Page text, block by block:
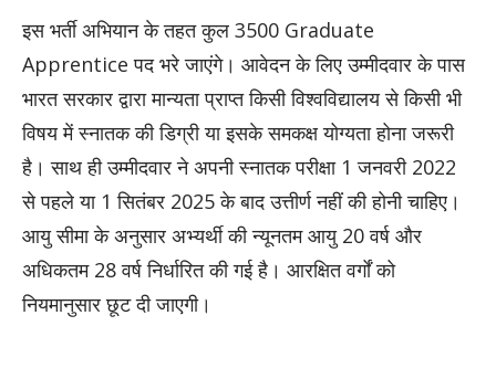
इस भर्ती अभियान के तहत कुल 3500 Graduate
Apprentice पद भरे जाएंगे। आवेदन के लिए उम्मीदवार के पास
भारत सरकार द्वारा मान्यता प्राप्त किसी विश्वविद्यालय से किसी भी
विषय में स्नातक की डिग्री या इसके समकक्ष योग्यता होना जरूरी
है। साथ ही उम्मीदवार ने अपनी स्नातक परीक्षा 1 जनवरी 2022
से पहले या 1 सितंबर 2025 के बाद उत्तीर्ण नहीं की होनी चाहिए।
आयु सीमा के अनुसार अभ्यर्थी की न्यूनतम आयु 20 वर्ष और
अधिकतम 28 वर्ष निर्धारित की गई है। आरक्षित वर्गों को
नियमानुसार छूट दी जाएगी।